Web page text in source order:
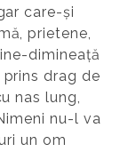
care-și
prietene,
dimineață
drag de
nas lung,
nu-l va
un om